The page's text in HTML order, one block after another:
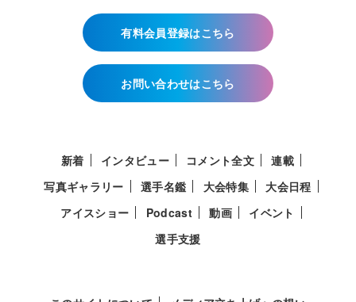
有料会員登録はこちら
お問い合わせはこちら
新着 インタビュー コメント全文
連載
写真ギャラリー
選手名鑑 大会特集
大会日程
アイスショー
Podcast 動画
イベント
選手支援